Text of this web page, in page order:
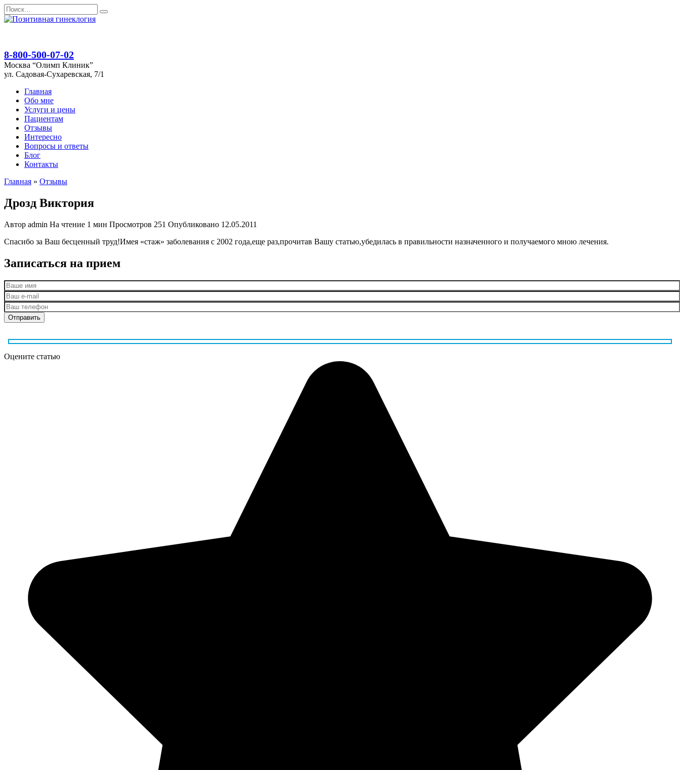
Перейти
к
Search
for:
8-800-500-07-02
Москва “Олимп Клиник”
ул. Садовая-Сухаревская, 7/1
Главная
Обо мне
Услуги и цены
Пациентам
Отзывы
Интересно
Вопросы и ответы
Блог
Контакты
Главная » Отзывы
Дрозд Виктория
Автор admin На чтение 1 мин Просмотров 251 Опубликовано 12.05.2011
Спасибо за Ваш бесценный труд!Имея «стаж» заболевания с 2002 года,еще раз,прочитав Вашу статью,убедилась в правильности назначенного и получаемого мною лечения.
Записаться на прием
Оцените статью